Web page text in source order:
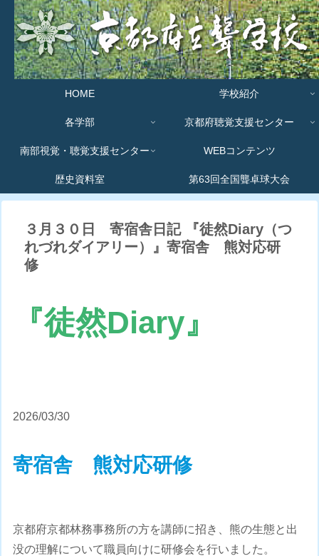
HOME 学校紹介
各学部 京都府聴覚支援センター
南部視覚・聴覚支援センター WEBコンテンツ
歴史資料室 第63回全国聾卓球大会
３月３０日 寄宿舎日記 『徒然Diary（つ
れづれダイアリー）』寄宿舎 熊対応研
修
『徒然Diary』
2026/03/30
寄宿舎 熊対応研修
京都府京都林務事務所の方を講師に招き、熊の生態と出
没の理解について職員向けに研修会を行いました。